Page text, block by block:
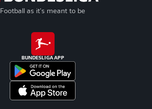
Football as it's meant to be
BUNDESLIGA APP